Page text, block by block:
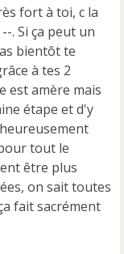
fort à toi, c la
. Si ça peut un
bientôt te
à tes 2
est amère mais
étape et d'y
tout le
être plus
on sait toutes
fait sacrément